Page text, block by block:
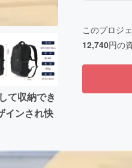
て収納でき
インされ快
このプロジェ
12,740円の